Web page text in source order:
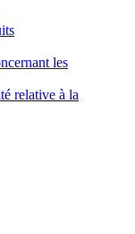
les
relative à la